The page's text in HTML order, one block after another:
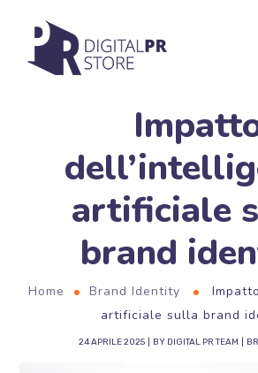
artificiale
brand
Home Brand Identity
artificiale sulla brand
24 APRILE 2025 BY DIGITAL PR TEAM